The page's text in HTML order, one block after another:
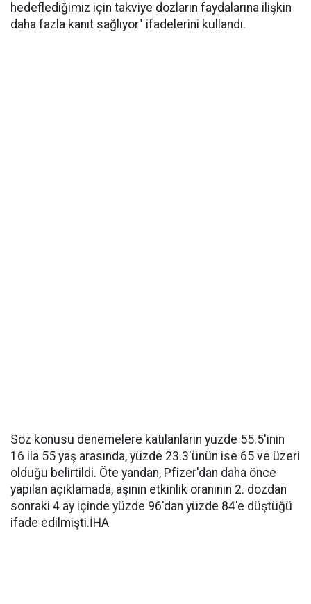
hedeflediğimiz için takviye dozların faydalarına ilişkin
daha fazla kanıt sağlıyor" ifadelerini kullandı.
Söz konusu denemelere katılanların yüzde 55.5'inin
16 ila 55 yaş arasında, yüzde 23.3'ünün ise 65 ve üzeri
olduğu belirtildi. Öte yandan, Pfizer'dan daha önce
yapılan açıklamada, aşının etkinlik oranının 2. dozdan
sonraki 4 ay içinde yüzde 96'dan yüzde 84'e düştüğü
ifade edilmişti.İHA